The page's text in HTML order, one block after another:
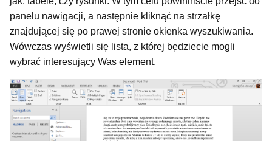
panelu nawigacji, a następnie kliknąć na strzałkę
znajdującej się po prawej stronie okienka wyszukiwania.
Wówczas wyświetli się lista, z której będziecie mogli
wybrać interesujący Was element.